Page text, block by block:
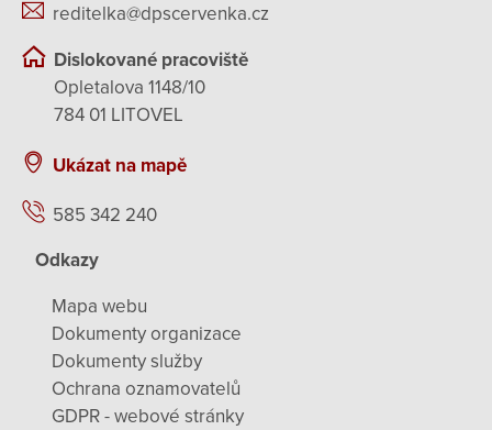
reditelka@dpscervenka.cz
Dislokované pracoviště
Opletalova 1148/10
784 01 LITOVEL
Ukázat na mapě
585 342 240
Odkazy
Mapa webu
Dokumenty organizace
Dokumenty služby
Ochrana oznamovatelů
GDPR - webové stránky